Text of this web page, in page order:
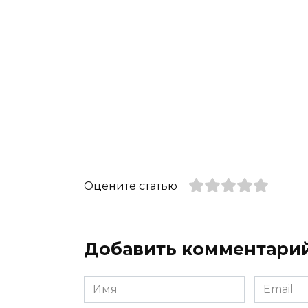
Оцените статью
Добавить
Имя
*
Email
*